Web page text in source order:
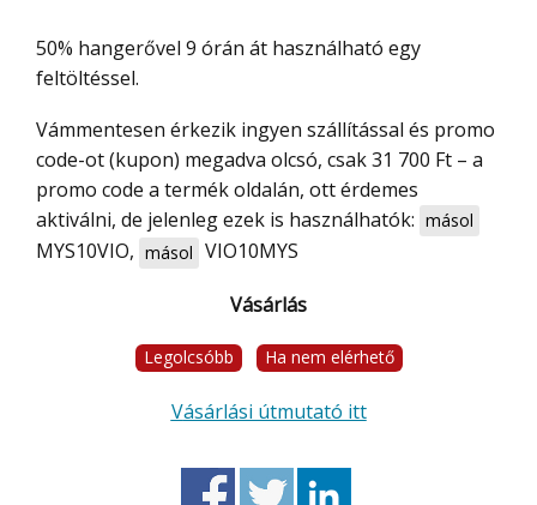
50% hangerővel 9 órán át használható egy
feltöltéssel.
Vámmentesen érkezik ingyen szállítással és promo
code-ot (kupon) megadva olcsó, csak 31 700 Ft – a
promo code a termék oldalán, ott érdemes
aktiválni, de jelenleg ezek is használhatók: másol
MYS10VIO, másol VIO10MYS
Vásárlás
Legolcsóbb Ha nem elérhető
Vásárlási útmutató itt